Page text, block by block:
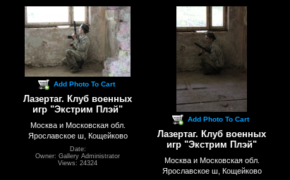
Add Photo To Cart
Лазертаг. Клуб военных
игр "Экстрим Плэй"
Москва и Московская обл.
Ярославское ш, Кощейково
Date:
Owner: Gallery Administrator
Views: 24324
Add Photo To Cart
Лазертаг. Клуб военных
игр "Экстрим Плэй"
Москва и Московская обл.
Ярославское ш, Кощейково